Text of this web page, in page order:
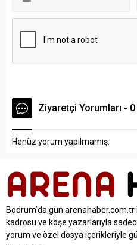
Ziyaretçi Yorumları -
Henüz yorum yapılmamış.
Bodrum’da gün
kadrosu ve köşe yazarlarıyla
yorum ve özel dosya içerikleriyle